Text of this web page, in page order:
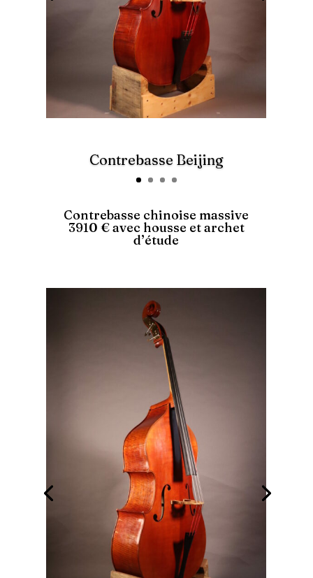
Contrebasse Beijing
Contrebasse chinoise massive
3910 € avec housse et archet
d’étude